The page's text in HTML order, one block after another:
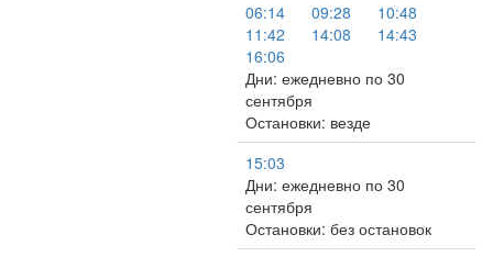
06:14
09:28
10:48
11:42
14:08
14:43
16:06
Дни: ежедневно по 30
сентября
Остановки: везде
15:03
Дни: ежедневно по 30
сентября
Остановки: без остановок